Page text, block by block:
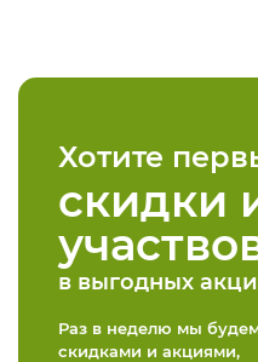
Хотите
скидки
в выгодных
Раз в неделю мы
скидками и акциями,